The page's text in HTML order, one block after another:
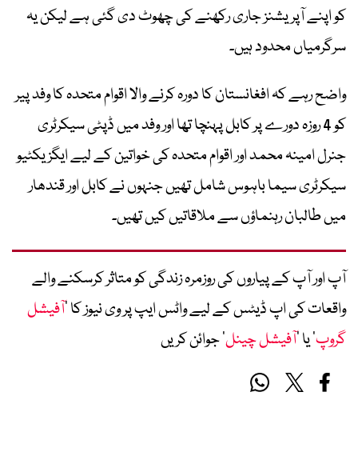
کو اپنے آپریشنز جاری رکھنے کی چھوٹ دی گئی ہے لیکن یہ
سرگرمیاں محدود ہیں۔
واضح رہے کہ افغانستان کا دورہ کرنے والا اقوام متحدہ کا وفد پیر
کو 4 روزہ دورے پر کابل پہنچا تھا اور وفد میں ڈپٹی سیکرٹری
جنرل امینہ محمد اور اقوام متحدہ کی خواتین کے لیے ایگزیکٹیو
سیکرٹری سیما باہوس شامل تھیں جنہوں نے کابل اور قندھار
میں طالبان رہنماؤں سے ملاقاتیں کیں تھیں۔
آپ اور آپ کے پیاروں کی روزمرہ زندگی کو متاثر کرسکنے والے
واقعات کی اپ ڈیٹس کے لیے واٹس ایپ پر وی نیوز کا ’آفیشل
گروپ‘ یا ’آفیشل چینل‘ جوائن کریں